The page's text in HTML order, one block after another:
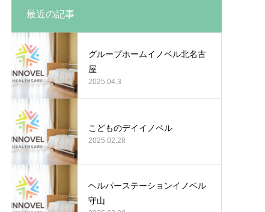
最近の記事
グループホームイノベル北名古
屋
2025.04.3
こどものデイイノベル
2025.02.28
ヘルパーステーションイノベル
守山